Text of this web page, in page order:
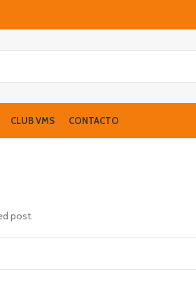
CLUB VMS CONTACTO
post.